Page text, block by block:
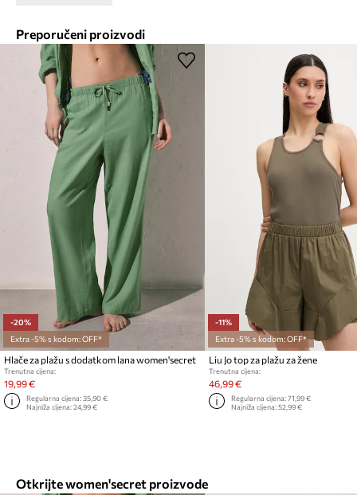
Preporučeni proizvodi
-20%
Extra -5% s kodom: OFF*
Hlače za plažu s dodatkom lana women'secret
Trenutna cijena:
19,99 €
Regularna cijena:35,90 €
Najniža cijena:24,99 €
-11%
Extra -5% s kodom: OFF*
Liu Jo top za plažu za žene
Trenutna cijena:
46,99 €
Regularna cijena:71,99 €
Najniža cijena:52,99 €
Otkrijte women'secret proizvode